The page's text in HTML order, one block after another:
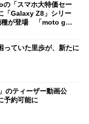
の「スマホ大特価セー
「Galaxy Z8」シリー
種が登場 「moto g37
っていた里歩が、新たに
のティーザー動画公
予約可能に